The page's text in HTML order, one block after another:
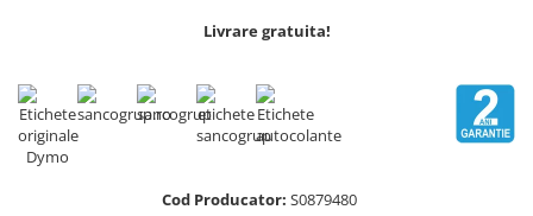
Capse, Pini si Cuie
Capse Rapid
Cuie Rapid
Ciocane de capsat pentru fixat
Scule unelte lucru la inaltime
Surubelnite
Surubelnite pentru Mecanici
Surubelnite testare tensiune
Livrare gratuita!
Cod Producator: S0879480